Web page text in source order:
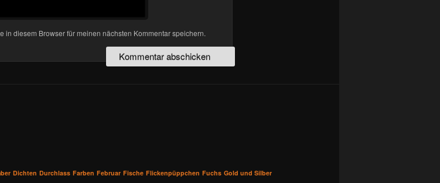
in diesem Browser für meinen nächsten Kommentar speichern.
Dichten Durchlass Farben Februar Fische Flickenpüppchen Fuchs Gold und Silber